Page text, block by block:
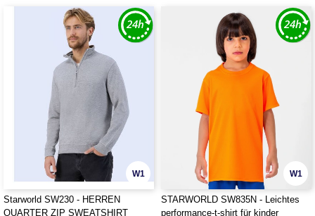
W1
Starworld SW230 - HERREN
QUARTER ZIP SWEATSHIRT
W1
STARWORLD SW835N - Leichtes
performance-t-shirt für kinder